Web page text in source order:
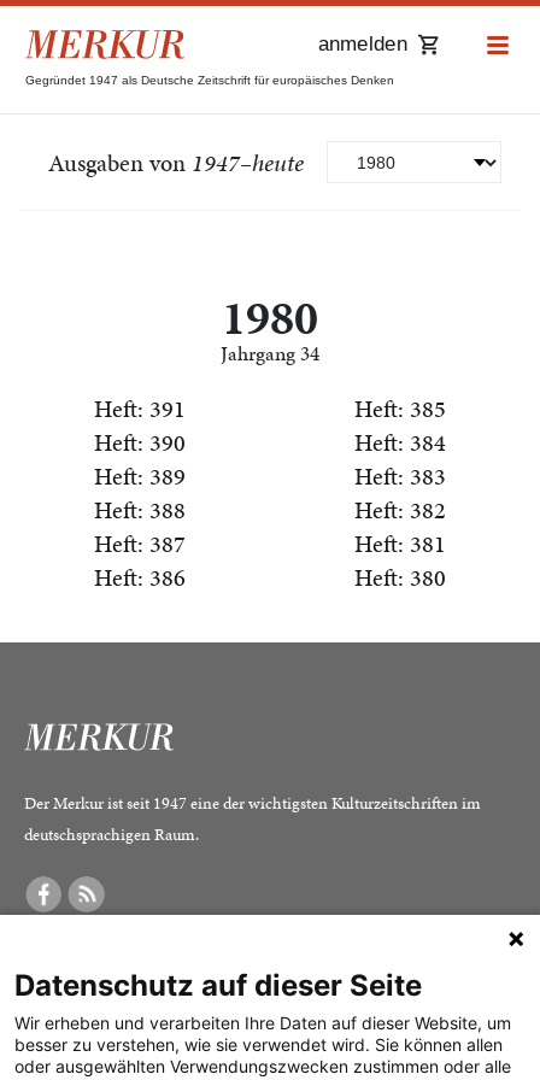
Gegründet 1947 als Deutsche Zeitschrift für europäisches Denken
anmelden
Ausgaben von 1947–heute
1980
Jahrgang 34
Heft: 391
Heft: 390
Heft: 389
Heft: 388
Heft: 387
Heft: 386
Heft: 385
Heft: 384
Heft: 383
Heft: 382
Heft: 381
Heft: 380
Der Merkur ist seit 1947 eine der wichtigsten Kulturzeitschriften im
deutschsprachigen Raum.
Was ist der Merkur?
Herausgeber /
Redaktion
Alle Abos im Überblick
Print-Abo
Digital-Abo
Impressum
Datenschutz
Mediadaten
Datenschutz auf dieser Seite
Wir erheben und verarbeiten Ihre Daten auf dieser Website, um
besser zu verstehen, wie sie verwendet wird. Sie können allen
oder ausgewählten Verwendungszwecken zustimmen oder alle